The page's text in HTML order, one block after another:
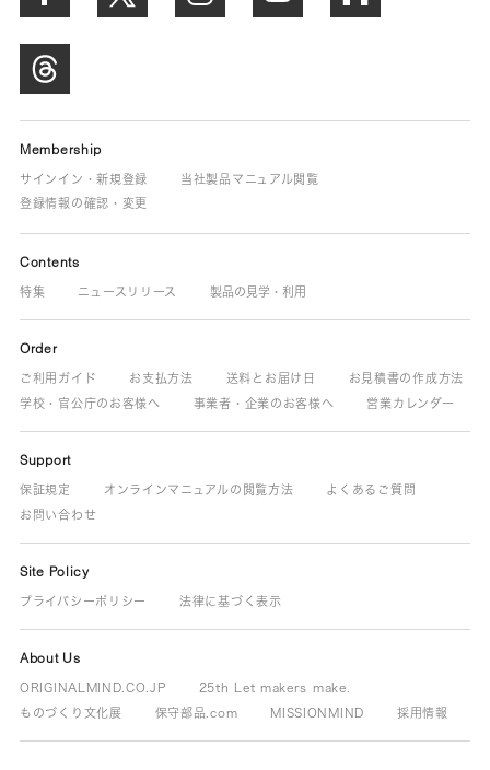
Membership
サインイン・新規登録
当社製品マニュアル閲覧
登録情報の確認・変更
Contents
特集 ニュースリリース 製品の見学・利用
Order
ご利用ガイド お支払方法 送料とお届け日
お見積書の作成方法
学校・官公庁のお客様へ
事業者・企業のお客様へ 営業カレンダー
Support
保証規定 オンラインマニュアルの閲覧方法
よくあるご質問
お問い合わせ
Site Policy
プライバシーポリシー 法律に基づく表示
About Us
ORIGINALMIND.CO.JP
25th Let makers make.
ものづくり文化展
保守部品.com MISSIONMIND 採用情報